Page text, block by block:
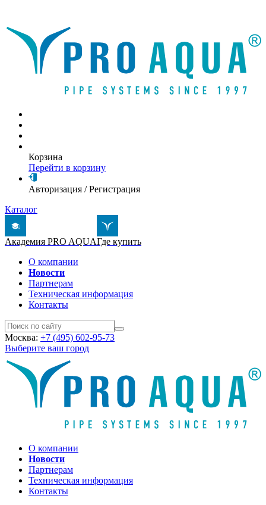
Корзина
Перейти в корзину
Авторизация /Регистрация
Каталог
Академия PRO AQUAГде купить
О компании
Новости
Партнерам
Техническая информация
Контакты
Москва: +7 (495) 602-95-73
Выберите ваш город
О компании
Новости
Партнерам
Техническая информация
Контакты